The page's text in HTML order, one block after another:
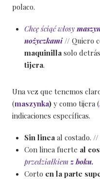
polaco.
Chcę ściąć włosy
nożyczkami// Quiero
maquinilla solo
tijera.
Una vez que tenemos
(maszynka) y como tijera (
indicaciones específicas.
Sin linea al costado. //
Con linea fuerte al
przedziałkiem z boku.
Corto en la parte